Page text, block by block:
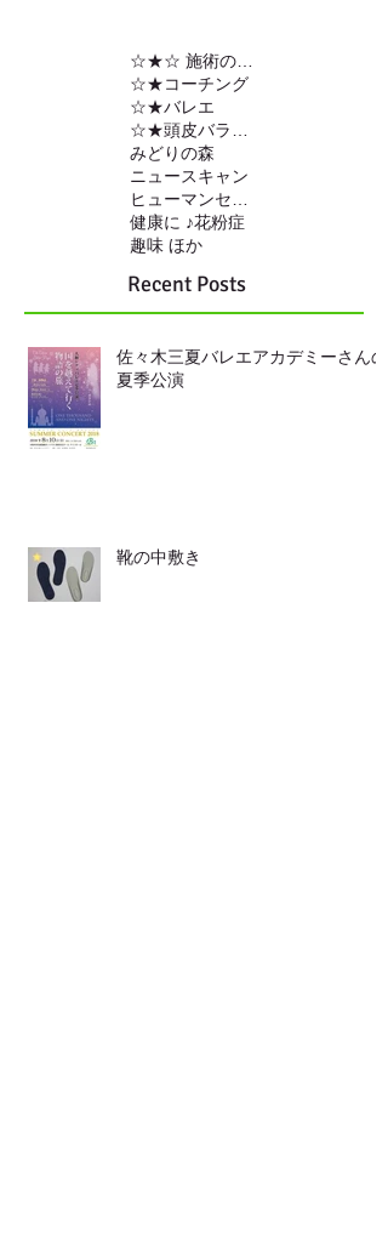
☆★コーチング
☆★バレエ
みどりの森
ニュースキャン
健康に ♪花粉症
趣味 ほか
Recent Posts
佐々木三夏バレエアカデミーさんの
夏季公演
靴の中敷き